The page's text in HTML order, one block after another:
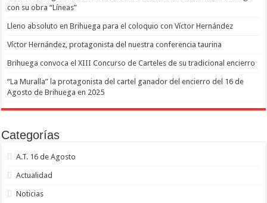
con su obra “Líneas”
Lleno absoluto en Brihuega para el coloquio con Víctor Hernández
Víctor Hernández, protagonista del nuestra conferencia taurina
Brihuega convoca el XIII Concurso de Carteles de su tradicional encierro
“La Muralla” la protagonista del cartel ganador del encierro del 16 de
Agosto de Brihuega en 2025
Categorías
A.T. 16 de Agosto
Actualidad
Noticias